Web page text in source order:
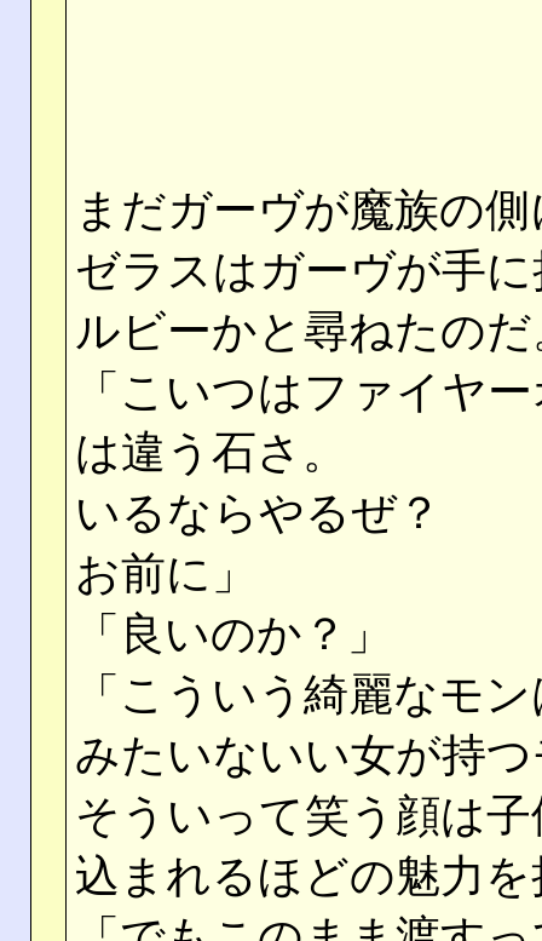
まだガーヴが魔族の
ゼラスはガーヴが手
ルビーかと尋ねたのだ
「こいつはファイヤ
は違う石さ。
いるならやるぜ？
お前に」
「良いのか？」
「こういう綺麗なモ
みたいないい女が持
そういって笑う顔は
込まれるほどの魅力